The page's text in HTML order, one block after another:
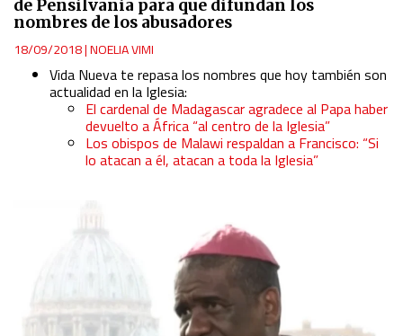
de Pensilvania para que difundan los
nombres de los abusadores
18/09/2018|NOELIA VIMI
Vida Nueva te repasa los nombres que hoy también son
actualidad en la Iglesia:
El cardenal de Madagascar agradece al Papa haber
devuelto a África “al centro de la Iglesia”
Los obispos de Malawi respaldan a Francisco: “Si
lo atacan a él, atacan a toda la Iglesia”